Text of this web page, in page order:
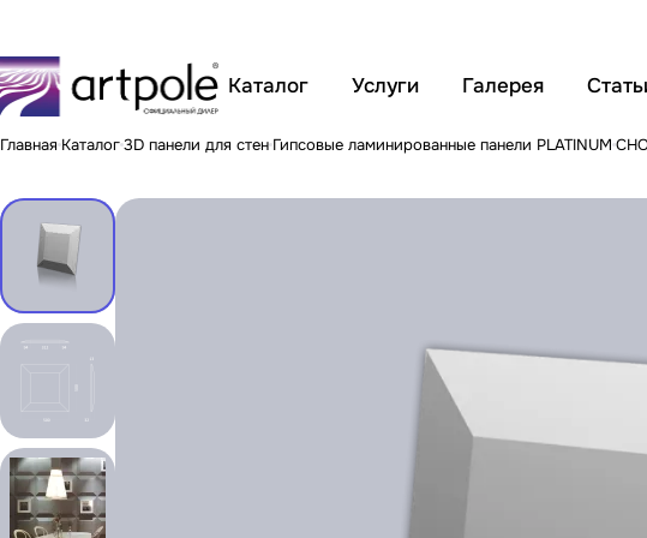
Каталог Услуги Галерея
Главная Каталог3D панели для стен Гипсовые ламинированные панели PLATINUM